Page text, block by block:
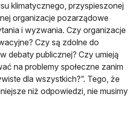
klimatycznego, przyspieszonej
organizacje pozarządowe
i wyzwania. Czy organizacje
Czy są zdolne do
debaty publicznej? Czy umieją
na problemy społeczne zanim
dla wszystkich?”. Tego, że
niż odpowiedzi, nie musimy